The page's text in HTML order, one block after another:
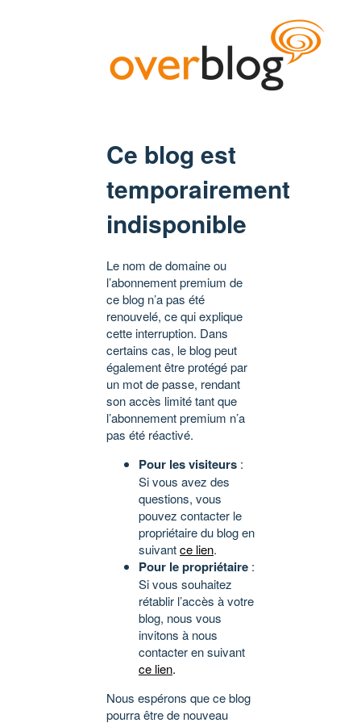
Ce blog est
temporairement
indisponible
Le nom de domaine ou
l’abonnement premium de
ce blog n’a pas été
renouvelé, ce qui explique
cette interruption. Dans
certains cas, le blog peut
également être protégé par
un mot de passe, rendant
son accès limité tant que
l’abonnement premium n’a
pas été réactivé.
Pour les visiteurs :
Si vous avez des
questions, vous
pouvez contacter le
propriétaire du blog en
suivantce lien.
Pour le propriétaire :
Si vous souhaitez
rétablir l’accès à votre
blog, nous vous
invitons à nous
contacter en suivant
ce lien.
Nous espérons que ce blog
pourra être de nouveau